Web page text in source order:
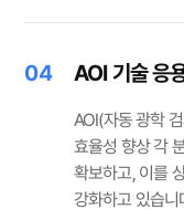
04 AOI 기술 응
AOI(자동 광학
효율성 향상 각
확보하고, 이를
강화하고 있습니